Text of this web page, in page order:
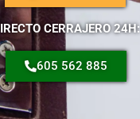
CERRAJERO 24H:
605 562 885